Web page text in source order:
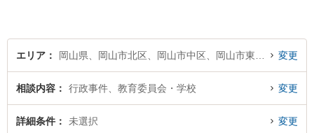
エリア 変更
相談内容 行政事件、教育委員会・学校 変更
詳細条件 未選択 変更